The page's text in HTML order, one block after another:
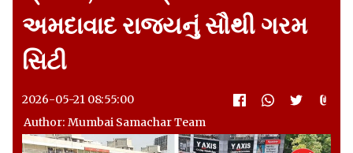
અમદાવાદ રાજ્યનું સૌથી ગરમ
સિટી
2026-05-21 08:55:00
Author: Mumbai Samachar Team